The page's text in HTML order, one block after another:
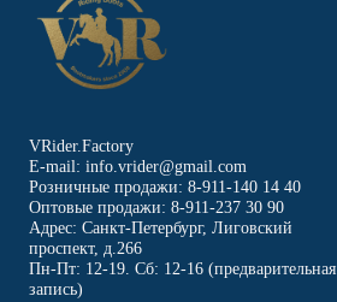
VRider.Factory
E-mail: info.vrider@gmail.com
Розничные продажи: 8-911-140 14 40
Оптовые продажи: 8-911-237 30 90
Адрес: Санкт-Петербург, Лиговский
проспект, д.266
Пн-Пт: 12-19. Сб: 12-16 (предварительная
запись)